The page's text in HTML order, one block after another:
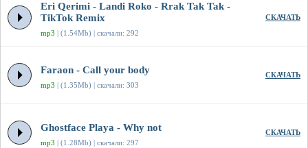
Eri Qerimi - Landi Roko - Rrak Tak Tak -
TikTok Remix
mp3 | (1.54Mb) | скачали: 292
СКАЧАТЬ
Faraon - Call your body
mp3 | (1.35Mb) | скачали: 303
СКАЧАТЬ
Ghostface Playa - Why not
mp3 | (1.28Mb) | скачали: 297
СКАЧАТЬ